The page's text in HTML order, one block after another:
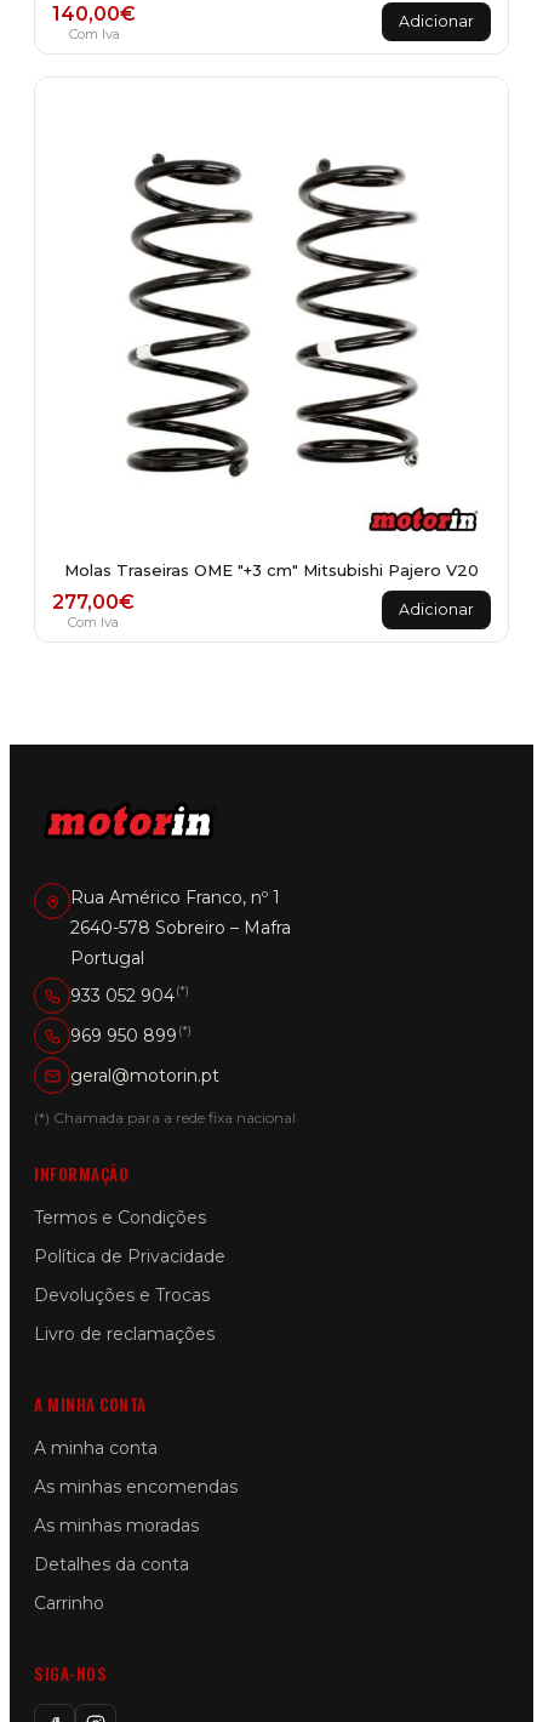
140,00€
Com Iva
Adicionar
Molas Traseiras OME "+3 cm" Mitsubishi Pajero V20
277,00€
Com Iva
Adicionar
Rua Américo Franco, nº 1
2640-578 Sobreiro – Mafra
Portugal
933 052 904(*)
969 950 899 (*)
geral@motorin.pt
(*) Chamada para a rede fixa nacional
INFORMAÇÃO
Termos e Condições
Política de Privacidade
Devoluções e Trocas
Livro de reclamações
A MINHA CONTA
A minha conta
As minhas encomendas
As minhas moradas
Detalhes da conta
Carrinho
SIGA-NOS